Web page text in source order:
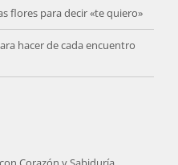
flores para decir «te quiero»
hacer de cada encuentro